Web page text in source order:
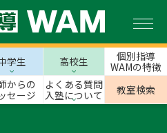
学生 高校生
個別指導
WAMの特徴
からの
セージ
よくある質問
入塾について
教室検索